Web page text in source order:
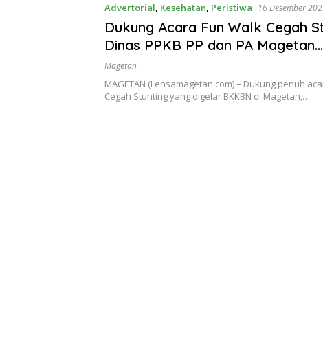
Advertorial, Kesehatan, Peristiwa 16 Desember
Dukung Acara Fun Walk Cegah
Dinas PPKB PP dan PA Magetan
Terjunkan Duta Genre dan PIK-R
Magetan
MAGETAN (Lensamagetan.com) – Dukung penuh
Cegah Stunting yang digelar BKKBN di Magetan,…